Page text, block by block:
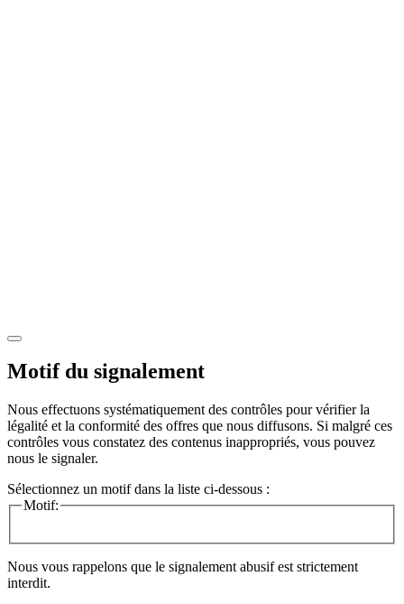
Motif du signalement
Nous effectuons systématiquement des contrôles pour vérifier la
légalité et la conformité des offres que nous diffusons. Si malgré ces
contrôles vous constatez des contenus inappropriés, vous pouvez
nous le signaler.
Sélectionnez un motif dans la liste ci-dessous :
Motif:
Nous vous rappelons que le signalement abusif est strictement
interdit.